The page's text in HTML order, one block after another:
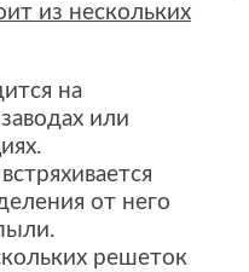
из нескольких
на
или
от него
решеток